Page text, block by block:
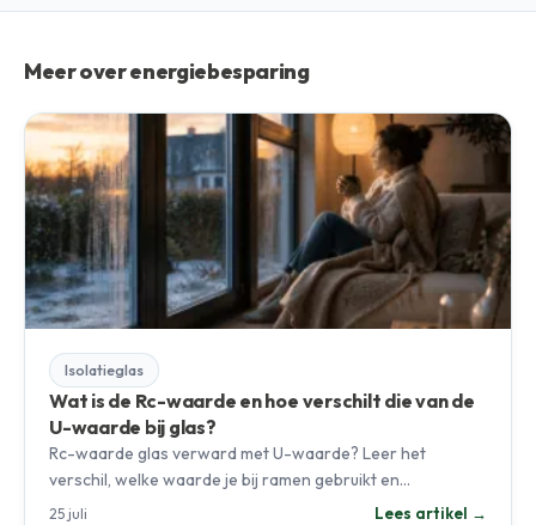
Meer over energiebesparing
Isolatieglas
Wat is de Rc-waarde en hoe verschilt die van de
U-waarde bij glas?
Rc-waarde glas verward met U-waarde? Leer het
verschil, welke waarde je bij ramen gebruikt en…
25 juli Lees artikel →